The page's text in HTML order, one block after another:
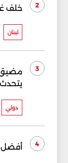
2 خلف
لبنان
3
مضيق
دولي
4 أفضل 10 سيارات مناسبة